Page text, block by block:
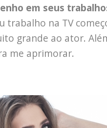
em seus
trabalho na TV
grande ao ator.
me aprimorar.